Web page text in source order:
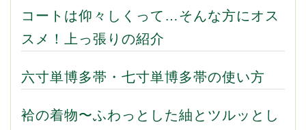
コートは仰々しくって…そんな方にオス
スメ！上っ張りの紹介
六寸単博多帯・七寸単博多帯の使い方
袷の着物〜ふわっとした紬とツルッとし